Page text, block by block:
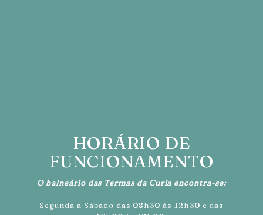
HORÁRIO DE
FUNCIONAMENTO
O balneário das Termas da Curia encontra-se:
Segunda a Sábado das 08h30 às 12h30 e das